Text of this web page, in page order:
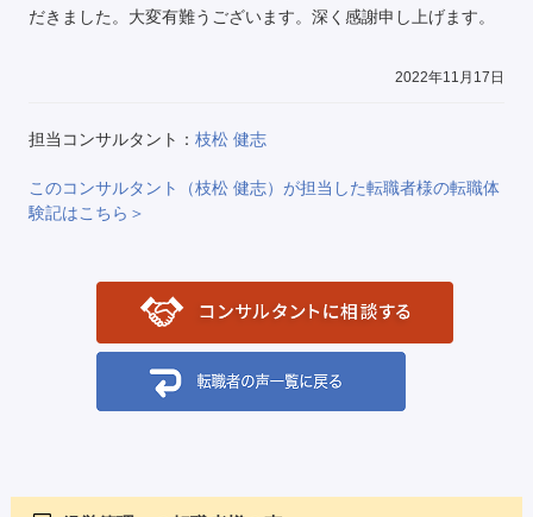
だきました。大変有難うございます。深く感謝申し上げます。
2022年11月17日
担当コンサルタント： 枝松 健志
このコンサルタント（枝松 健志）が担当した転職者様の転職体
験記はこちら＞